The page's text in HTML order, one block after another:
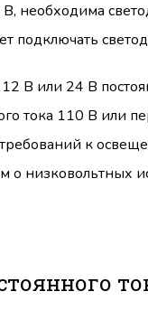
необходима
подключать
В или 24 В
тока 110 В или
к
о низковольтных